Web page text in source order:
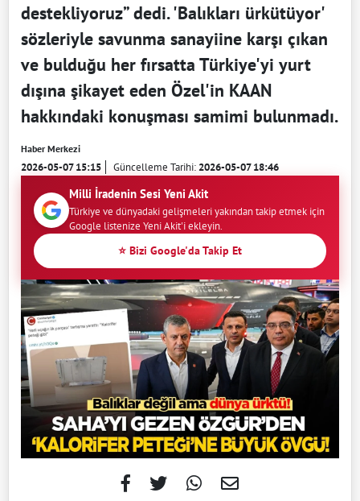
destekliyoruz” dedi. 'Balıkları ürkütüyor'
sözleriyle savunma sanayiine karşı çıkan
ve bulduğu her fırsatta Türkiye'yi yurt
dışına şikayet eden Özel'in KAAN
hakkındaki konuşması samimi bulunmadı.
Haber Merkezi
2026-05-07 15:15 Güncelleme Tarihi:2026-05-07 18:46
Milli İradenin Sesi Yeni Akit
Türkiye ve dünyadaki gelişmeleri yakından takip etmek için
Google listenize Yeni Akit'i ekleyin.
⭐ Bizi Google'da Takip Et